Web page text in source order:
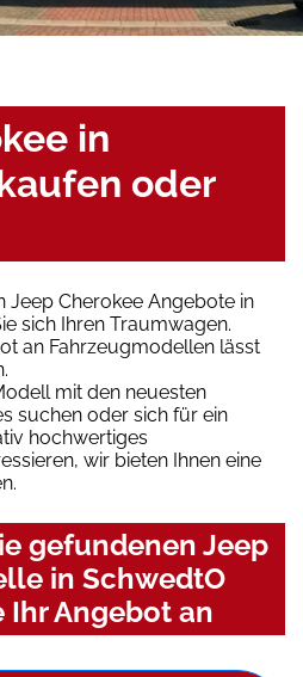
in
oder
Jeep Cherokee Angebote in
sich Ihren Traumwagen.
an Fahrzeugmodellen lässt
mit den neuesten
suchen oder sich für ein
hochwertiges
wir bieten Ihnen eine
gefundenen Jeep
in SchwedtO
Ihr Angebot an